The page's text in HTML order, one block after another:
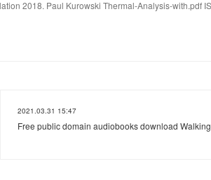
2018. Paul Kurowski Thermal-Analysis-with.pdf
2021.03.31 15:47
Free public domain audiobooks download